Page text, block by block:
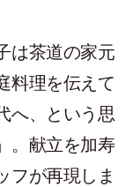
は茶道の家元
料理を伝えて
へ、という思
。献立を加寿
フが再現しま